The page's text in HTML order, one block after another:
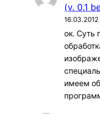
(v. 0.1
16.03.2012
ок. Суть
имеем